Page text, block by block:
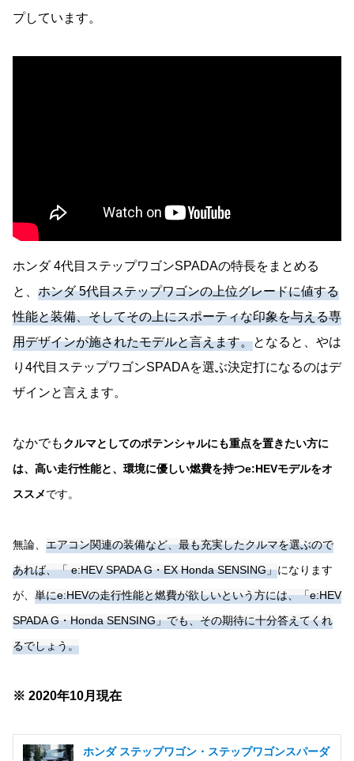
プしています。
ホンダ 4代目ステップワゴンSPADAの特長をまとめる
と、 ホンダ 5代目ステップワゴンの上位グレードに値する
性能と装備、そしてその上にスポーティな印象を与える専
用デザインが施されたモデルと言えます。となると、やは
り4代目ステップワゴンSPADAを選ぶ決定打になるのはデ
ザインと言えます。
なかでもクルマとしてのポテンシャルにも重点を置きたい方に
は、高い走行性能と、環境に優しい燃費を持つe:HEVモデルをオ
ススメです。
無論、 エアコン関連の装備など、最も充実したクルマを選ぶので
あれば、「 e:HEV SPADA G・EX Honda SENSING」になります
が、 単にe:HEVの走行性能と燃費が欲しいという方には、「e:HEV
SPADA G・Honda SENSING」でも、その期待に十分答えてくれ
るでしょう。
※ 2020年10月現在
ホンダ ステップワゴン・ステップワゴンスパーダ